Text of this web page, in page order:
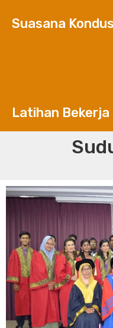
Suasana
Latihan Bekerja